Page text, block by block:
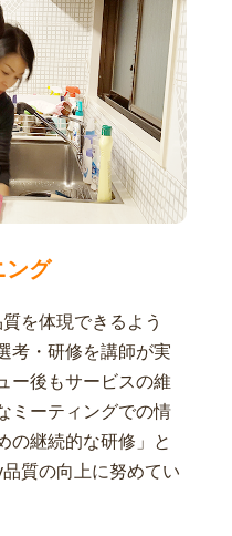
ング
を体現できるよう
考・研修を講師が実
ー後もサービスの維
ミーティングでの情
の継続的な研修」と
質の向上に努めてい